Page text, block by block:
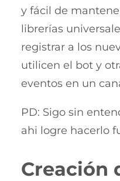
y fácil de
librerías
registrar a los
utilicen el bot y
eventos en un
PD: Sigo sin
ahi logre hacerlo
Creación